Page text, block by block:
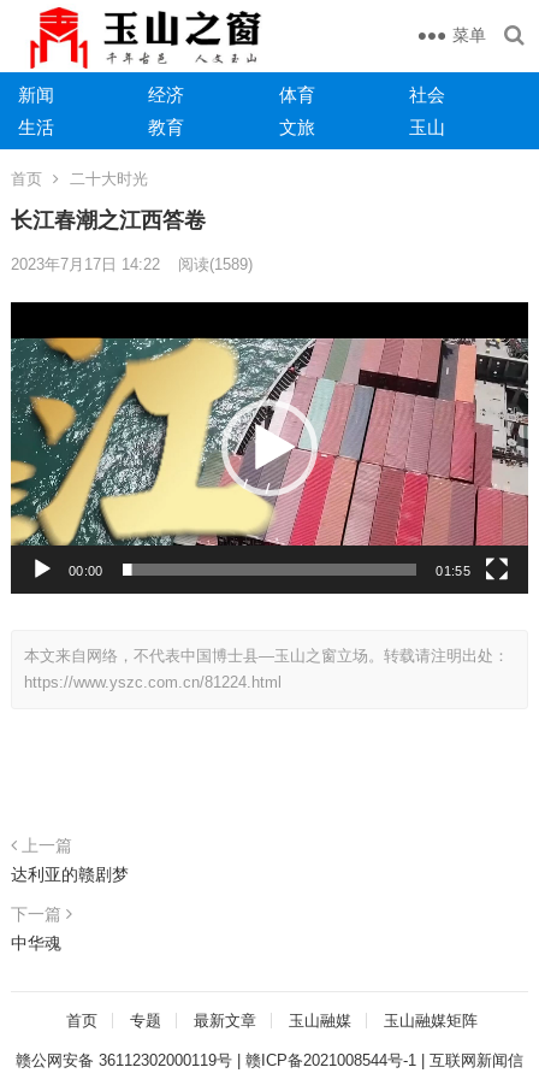
菜单
新闻 经济 体育
社会
生活
教育 文旅 玉山
首页 二十大时光
长江春潮之江西答卷
2023年7月17日 14:22 阅读(1589)
频
播
放
00:00 01:55
本文来自网络，不代表中国博士县—玉山之窗立场。转载请注明出处：
https://www.yszc.com.cn/81224.html
上一篇
达利亚的赣剧梦
下一篇
中华魂
首页 专题 最新文章 玉山融媒 玉山融媒矩阵
赣公网安备 36112302000119号| 赣ICP备2021008544号-1 | 互联网新闻信